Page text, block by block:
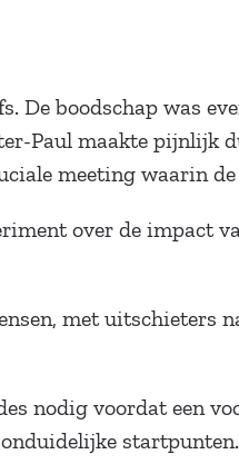
De boodschap was
Paul maakte pijnlijk
meeting waarin
over de impact
met uitschieters
nodig voordat een
startpunten.